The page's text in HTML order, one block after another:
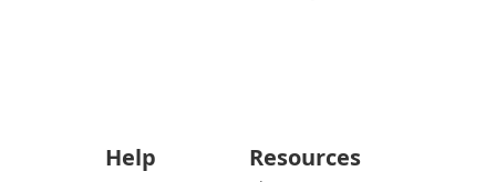
Help Resources